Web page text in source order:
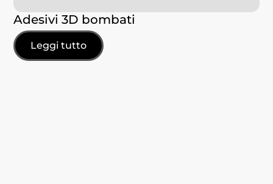
Adesivi 3D bombati
Leggi tutto